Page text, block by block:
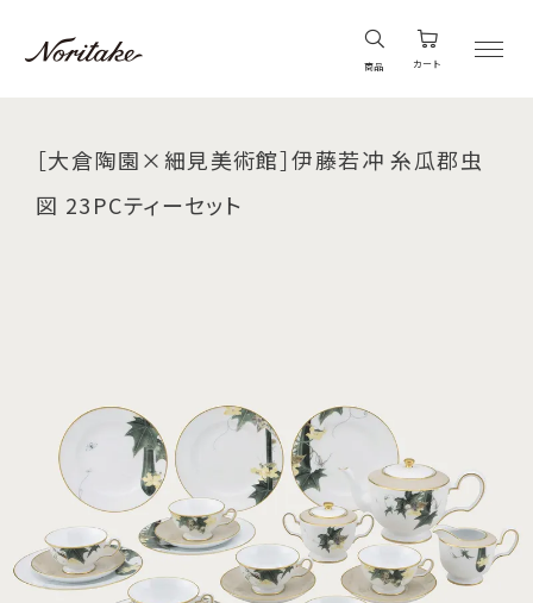
商品 カート
［大倉陶園×細見美術館］伊藤若冲 糸瓜郡虫
図 23PCティーセット